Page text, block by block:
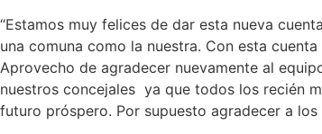
“Estamos muy felices de dar esta nueva
una comuna como la nuestra. Con esta
Aprovecho de agradecer nuevamente al
nuestros concejales ya que todos los recién
futuro próspero. Por supuesto agradecer a